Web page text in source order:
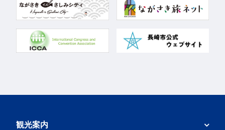
観光案内